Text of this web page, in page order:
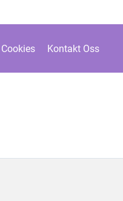
Cookies Kontakt Oss